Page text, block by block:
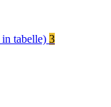
tabelle) 3